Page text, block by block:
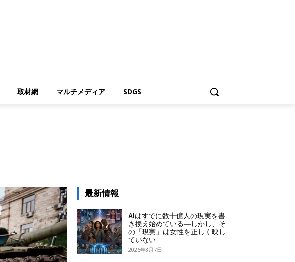
取材網 マルチメディア SDGS
最新情報
AIはすでに数十億人の現実を書
き換え始めている―しかし、そ
の「現実」は女性を正しく映し
ていない
2026年8月7日